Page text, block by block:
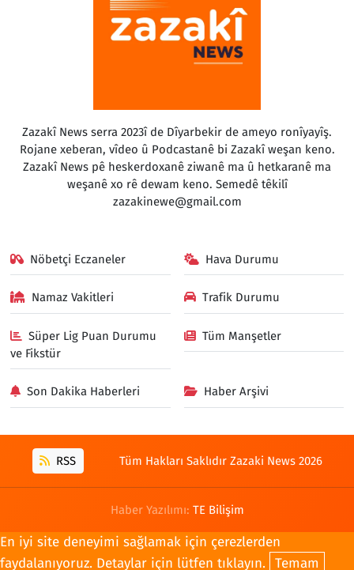
Zazakî News serra 2023î de Dîyarbekir de ameyo ronîyayîş.
Rojane xeberan, vîdeo û Podcastanê bi Zazakî weşan keno.
Zazakî News pê heskerdoxanê ziwanê ma û hetkaranê ma
weşanê xo rê dewam keno. Semedê têkilî
zazakinewe@gmail.com
Nöbetçi Eczaneler Hava Durumu
Namaz Vakitleri Trafik Durumu
Süper Lig Puan Durumu
ve Fikstür
Tüm Manşetler
Son Dakika Haberleri Haber Arşivi
RSS Tüm Hakları Saklıdır Zazaki News 2026
Haber Yazılımı: TE Bilişim
En iyi site deneyimi sağlamak için çerezlerden
faydalanıyoruz. Detaylar için lütfen tıklayın. Temam